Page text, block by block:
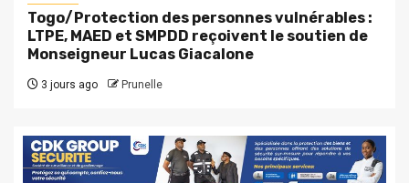
Togo/Protection des personnes vulnérables :
LTPE, MAED et SMPDD reçoivent le soutien de
Monseigneur Lucas Giacalone
3 jours ago Prunelle